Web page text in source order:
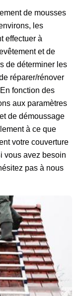
de mousses
les
effectuer à
et de
de déterminer les
réparer/rénover
fonction des
aux paramètres
de démoussage
à ce que
votre couverture
vous avez besoin
pas à nous